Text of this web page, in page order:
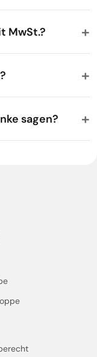
MwSt.?
sagen?